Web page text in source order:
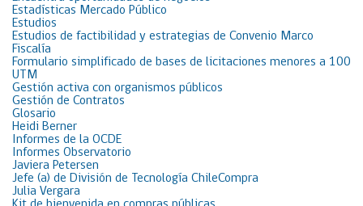
Estadísticas Mercado Público
Estudios
Estudios de factibilidad y estrategias de Convenio Marco
Fiscalía
Formulario simplificado de bases de licitaciones menores a 100
UTM
Gestión activa con organismos públicos
Gestión de Contratos
Glosario
Heidi Berner
Informes de la OCDE
Informes Observatorio
Javiera Petersen
Jefe (a) de División de Tecnología ChileCompra
Julia Vergara